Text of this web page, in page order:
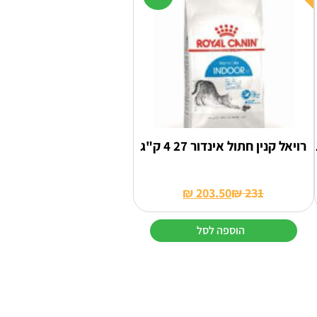
ניתן
רויאל קנין חתול אינדור 27 4 ק"ג
₪231
המחיר
המקורי
היה:
₪203.50
המחיר
הנוכחי
הוא:
הוספה לסל